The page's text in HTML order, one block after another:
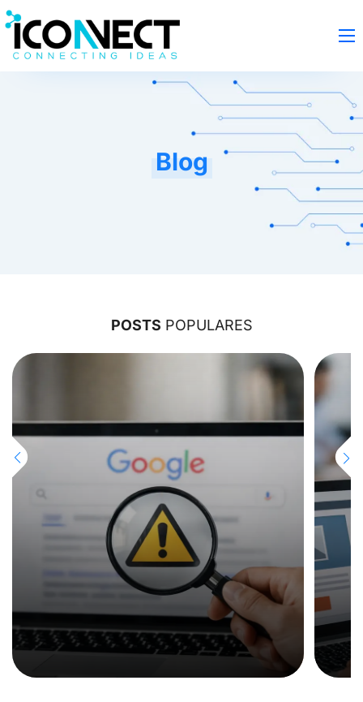
Blog
POSTS POPULARES